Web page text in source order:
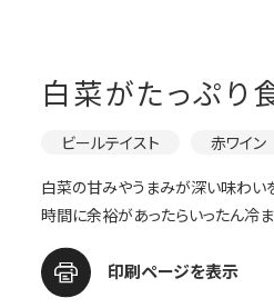
白菜がたっぷり
ビールテイスト 赤ワイン
白菜の甘みやうまみが深い味わい
時間に余裕があったらいったん冷
印刷ページを表示